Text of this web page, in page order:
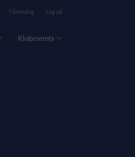
Tilmelding Log på
Klubevents